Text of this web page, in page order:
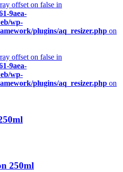
offset on false in
9aea-
wp-
plugins/aq_resizer.php on
offset on false in
9aea-
wp-
plugins/aq_resizer.php on
250ml